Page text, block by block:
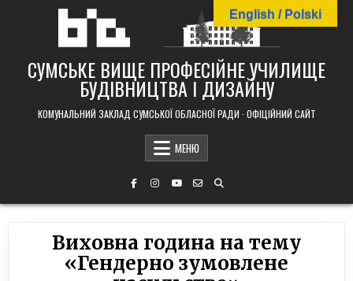
СУМСЬКЕ ВИЩЕ ПРОФЕСІЙНЕ УЧИЛИЩЕ
БУДІВНИЦТВА І ДИЗАЙНУ
КОМУНАЛЬНИЙ ЗАКЛАД СУМСЬКОЇ ОБЛАСНОЇ РАДИ · ОФІЦІЙНИЙ САЙТ
МЕНЮ
Виховна година на тему
«Гендерно зумовлене
English / Polski